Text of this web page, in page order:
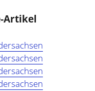
Artikel
n